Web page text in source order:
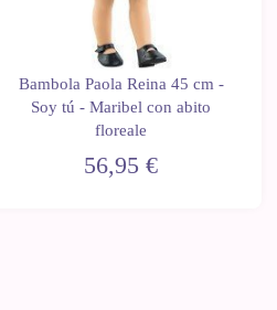
Bambola Paola Reina 45 cm -
Soy tú - Maribel con abito
floreale
56,95 €